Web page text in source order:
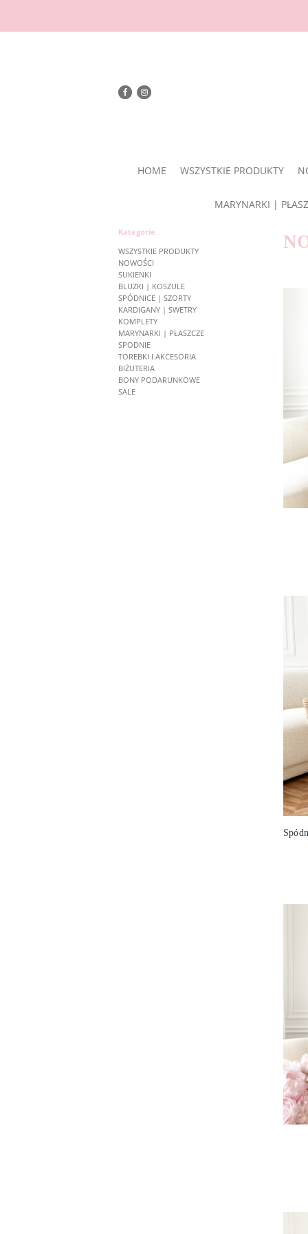
HOME WSZYSTKIE PRODUKTY
MARYNARKI |
Kategorie
WSZYSTKIE PRODUKTY
NOWOŚCI
SUKIENKI
BLUZKI | KOSZULE
SPÓDNICE | SZORTY
KARDIGANY | SWETRY
KOMPLETY
MARYNARKI | PŁASZCZE
SPODNIE
TOREBKI I AKCESORIA
BIŻUTERIA
BONY PODARUNKOWE
SALE